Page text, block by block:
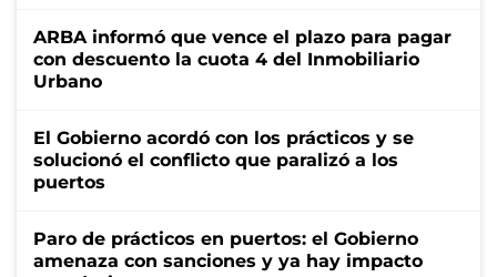
ARBA informó que vence el plazo para pagar
con descuento la cuota 4 del Inmobiliario
Urbano
El Gobierno acordó con los prácticos y se
solucionó el conflicto que paralizó a los
puertos
Paro de prácticos en puertos: el Gobierno
amenaza con sanciones y ya hay impacto